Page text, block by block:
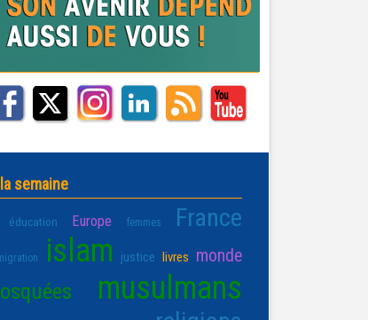
semaine
éducation Europe femmes France
islam justice livres monde
musulmans